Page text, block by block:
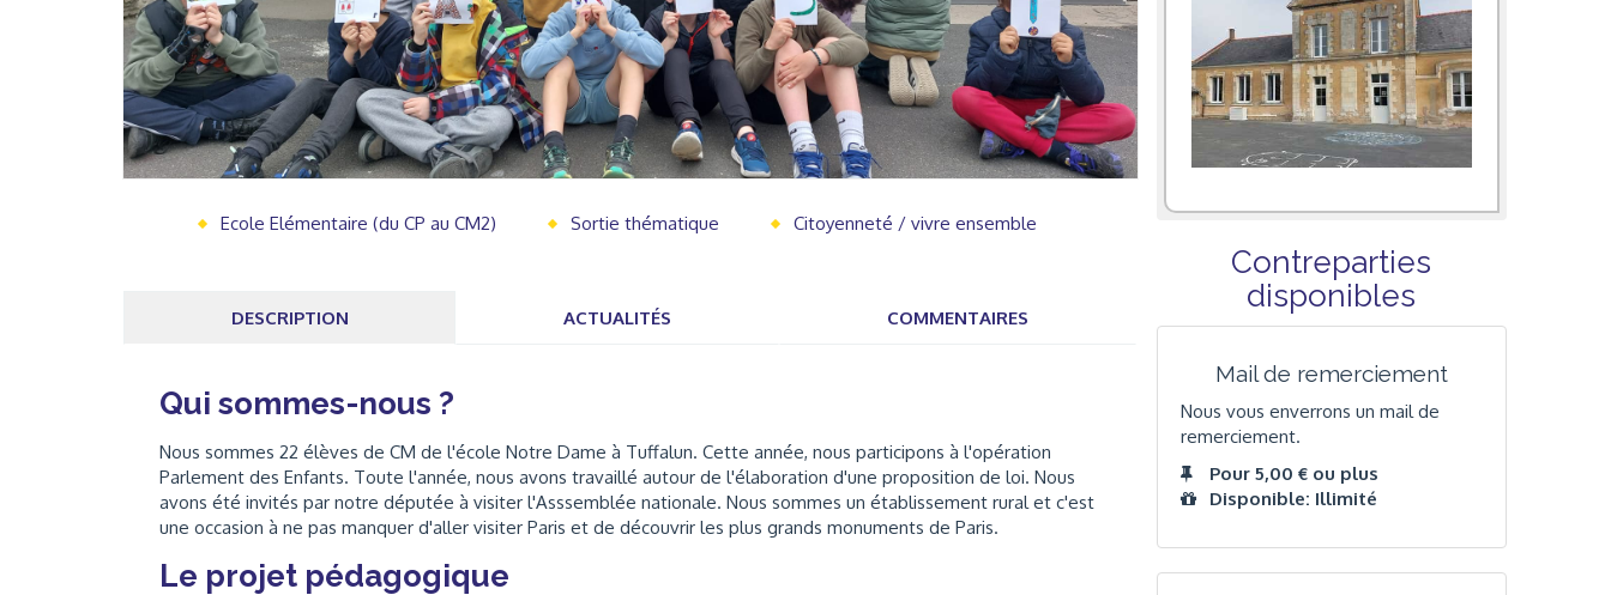
Ecole Elémentaire (du CP au CM2) Sortie thématique Citoyenneté / vivre ensemble
DESCRIPTION ACTUALITÉS COMMENTAIRES
Qui sommes-nous ?
Nous sommes 22 élèves de CM de l'école Notre Dame à Tuffalun. Cette année, nous participons à l'opération
Parlement des Enfants. Toute l'année, nous avons travaillé autour de l'élaboration d'une proposition de loi. Nous
avons été invités par notre députée à visiter l'Asssemblée nationale. Nous sommes un établissement rural et c'est
une occasion à ne pas manquer d'aller visiter Paris et de découvrir les plus grands monuments de Paris.
Le projet pédagogique
Contreparties
disponibles
Mail de remerciement
Nous vous enverrons un mail de
remerciement.
Pour 5,00 € ou plus
Disponible: Illimité